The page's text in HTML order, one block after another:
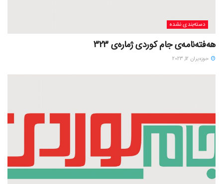
دسته‌بندی نشده
هەفتەنامەی جام کوردی ژمارەی 323
حوزه‌یران 12, 2023